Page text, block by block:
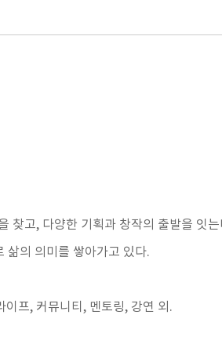
찾고, 다양한 기획과 창작의 출발을 잇는
삶의 의미를 쌓아가고 있다.
이프, 커뮤니티 , 멘토링, 강연 외 .